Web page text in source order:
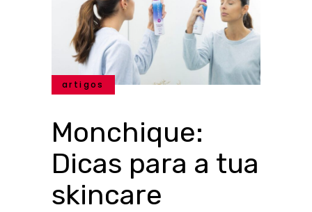
artigos
Monchique:
Dicas para a tua
skincare